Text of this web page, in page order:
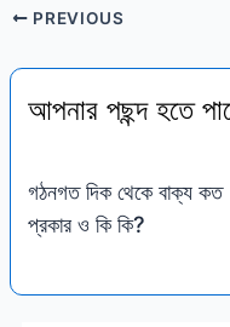
PREVIOUS
আপনার পছন্দ হতে
গঠনগত দিক থেকে বাক্য কত
প্রকার ও কি কি?